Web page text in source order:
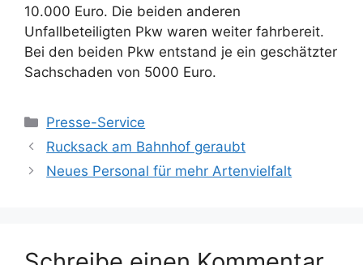
10.000 Euro. Die beiden anderen
Unfallbeteiligten Pkw waren weiter fahrbereit.
Bei den beiden Pkw entstand je ein geschätzter
Sachschaden von 5000 Euro.
Kategorien
Presse-Service
Rucksack am Bahnhof geraubt
Neues Personal für mehr Artenvielfalt